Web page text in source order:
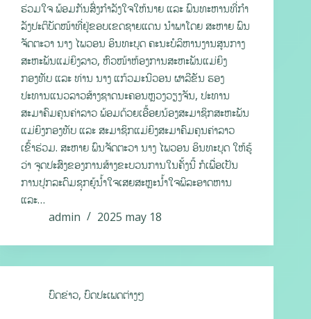
ຮ່ວມໃຈ ພ້ອມກັນສົ່ງກໍາລັງໃຈໃຫ້ນາຍ ແລະ ພົນທະຫານທີ່ກໍາ
ລັງປະຕິບັດໜ້າທີ່ຢູ່ຂອບເຂດຊາຍແດນ ນໍາພາໂດຍ ສະຫາຍ ພົນ
ຈັດຕະວາ ນາງ ໄພວອນ ອິນທະບຸດ ຄະນະບໍລິຫານງານສູນກາງ
ສະຫະພັນແມ່ຍິງລາວ, ຫົວໜ້າຫ້ອງການສະຫະພັນແມ່ຍິງ
ກອງທັບ ແລະ ທ່ານ ນາງ ແກ້ວມະນີວອນ ຜາລີຂັນ ຮອງ
ປະທານແນວລາວສ້າງຊາດນະຄອນຫຼວງວຽງຈັນ, ປະທານ
ສະມາຄົມຄຸນຄ່າລາວ ພ້ອມດ້ວຍເອື້ອຍນ້ອງສະມາຊິກສະຫະພັນ
ແມ່ຍິງກອງທັບ ແລະ ສະມາຊິກແມ່ຍິງສະມາຄົມຄຸນຄ່າລາວ
ເຂົ້າຮ່ວມ. ສະຫາຍ ພົນຈັດຕະວາ ນາງ ໄພວອນ ອິນທະບຸດ ໃຫ້ຮູ້
ວ່າ ຈຸດປະສົງຂອງການສ້າງຂະບວນການໃນຄັ້ງນີ້ ກໍເພື່ອເປັນ
ການປຸກລະດົມຊຸກຍູ້ນໍ້າໃຈເສຍສະຫຼະນໍ້າໃຈພິລະອາດຫານ
ແລະ…
admin
2025 may 18
ບົດຂ່າວ, ບົດປະເພດຕ່າງໆ